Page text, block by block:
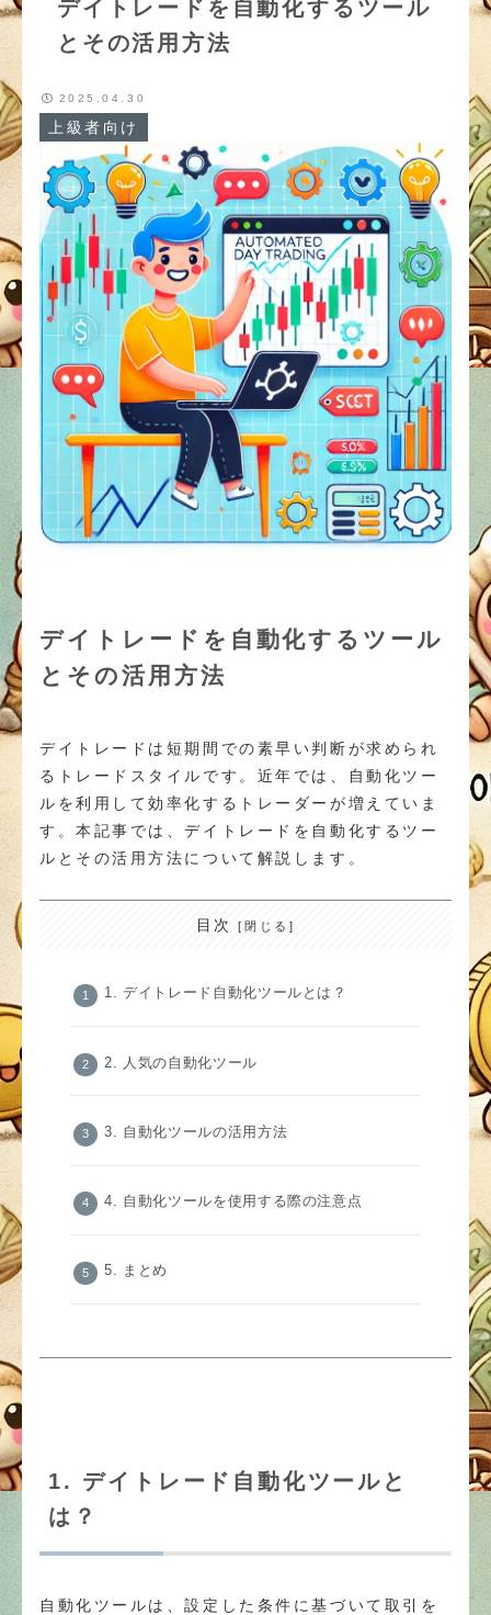
デイトレードを自動化するツール
とその活用方法
上級者向け
2025.04.30
デイトレードを自動化するツール
とその活用方法
デイトレードは短期間での素早い判断が求められ
るトレードスタイルです。近年では、自動化ツー
ルを利用して効率化するトレーダーが増えていま
す。本記事では、デイトレードを自動化するツー
ルとその活用方法について解説します。
目次
1. デイトレード自動化ツールとは？
2. 人気の自動化ツール
3. 自動化ツールの活用方法
4. 自動化ツールを使用する際の注意点
5. まとめ
1. デイトレード自動化ツールと
は？
自動化ツールは、設定した条件に基づいて取引を